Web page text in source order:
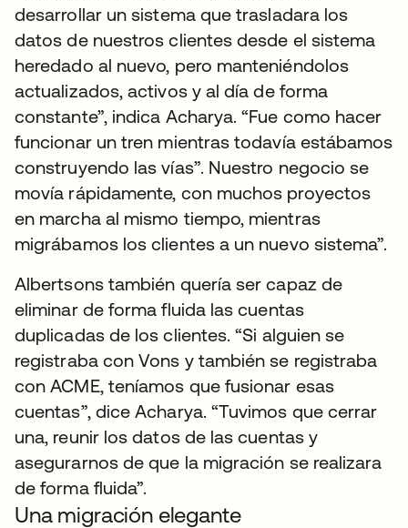
desarrollar un sistema que trasladara los
datos de nuestros clientes desde el sistema
heredado al nuevo, pero manteniéndolos
actualizados, activos y al día de forma
constante”, indica Acharya. “Fue como hacer
funcionar un tren mientras todavía estábamos
construyendo las vías”. Nuestro negocio se
movía rápidamente, con muchos proyectos
en marcha al mismo tiempo, mientras
migrábamos los clientes a un nuevo sistema”.
Albertsons también quería ser capaz de
eliminar de forma fluida las cuentas
duplicadas de los clientes. “Si alguien se
registraba con Vons y también se registraba
con ACME, teníamos que fusionar esas
cuentas”, dice Acharya. “Tuvimos que cerrar
una, reunir los datos de las cuentas y
asegurarnos de que la migración se realizara
de forma fluida”.
Una migración elegante